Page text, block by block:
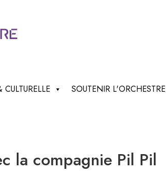
SOUTENIR L'ORCHESTRE
la compagnie Pil Pil